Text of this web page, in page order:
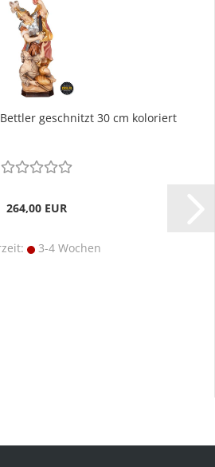
geschnitzt 30 cm koloriert
264,00 EUR
3-4 Wochen